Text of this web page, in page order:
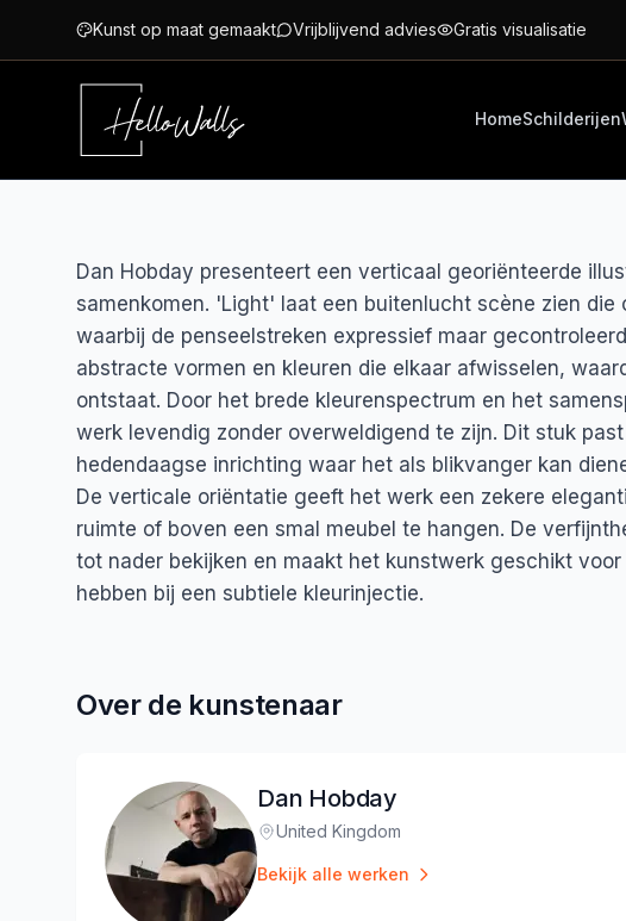
Kunst op maat gemaakt Vrijblijvend advies Gratis visualisatie
HomeSchilderijen
Dan Hobday presenteert een verticaal georiënteerde
samenkomen. 'Light' laat een buitenlucht scène zien
waarbij de penseelstreken expressief maar
abstracte vormen en kleuren die elkaar afwisselen,
ontstaat. Door het brede kleurenspectrum en het
werk levendig zonder overweldigend te zijn. Dit stuk
hedendaagse inrichting waar het als blikvanger kan
De verticale oriëntatie geeft het werk een zekere
ruimte of boven een smal meubel te hangen. De
tot nader bekijken en maakt het kunstwerk geschikt
hebben bij een subtiele kleurinjectie.
Over de kunstenaar
Dan Hobday
Locatie:
United Kingdom
Bekijk alle werken